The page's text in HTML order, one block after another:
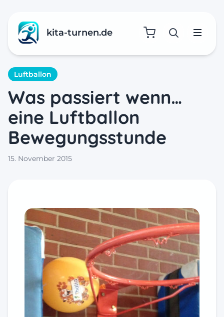
kita-turnen.de SucheMenü
Luftballon
Was passiert wenn…
eine Luftballon
Bewegungsstunde
15. November 2015